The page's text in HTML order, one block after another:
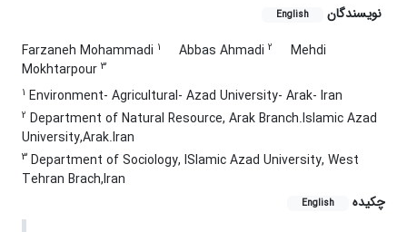
نویسندگان English
Farzaneh Mohammadi 1 Abbas Ahmadi 2
Mehdi
Mokhtarpour 3
1 Environment- Agricultural- Azad University- Arak- Iran
2 Department of Natural Resource, Arak Branch.Islamic Azad
University,Arak.Iran
3 Department of Sociology, ISlamic Azad University, West
Tehran Brach,Iran
چکیده
English